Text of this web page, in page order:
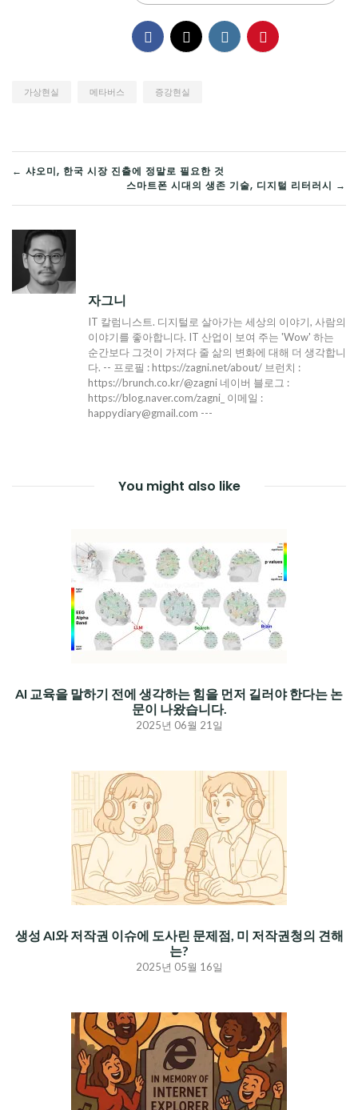
가상현실 메타버스 증강현실
글
탐
색
← 샤오미, 한국 시장 진출에 정말로 필요한 것
스마트폰 시대의 생존 기술, 디지털 리터러시 →
자그니
IT 칼럼니스트. 디지털로 살아가는 세상의 이야기, 사람의
이야기를 좋아합니다. IT 산업이 보여 주는 'Wow' 하는
순간보다 그것이 가져다 줄 삶의 변화에 대해 더 생각합니
다. -- 프로필 : https://zagni.net/about/ 브런치 :
https://brunch.co.kr/@zagni 네이버 블로그 :
https://blog.naver.com/zagni_ 이메일 :
happydiary@gmail.com ---
You might also like
AI 교육을 말하기 전에 생각하는 힘을 먼저 길러야 한다는 논
문이 나왔습니다.
2025년 06월 21일
생성 AI와 저작권 이슈에 도사린 문제점, 미 저작권청의 견해
는?
2025년 05월 16일